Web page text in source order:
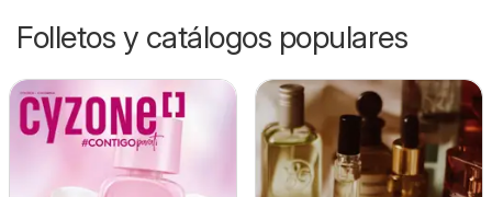
Folletos y catálogos populares